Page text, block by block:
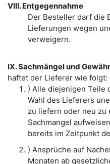
VIII. Entgegennahme
Der Besteller darf die
Lieferungen wegen
verweigern.
IX. Sachmängel und
haftet der Lieferer wie folgt:
) Alle diejenigen Teile
Wahl des Lieferers
zu liefern oder neu zu
Sachmangel
bereits im Zeitpunkt
) Ansprüche auf
Monaten ab